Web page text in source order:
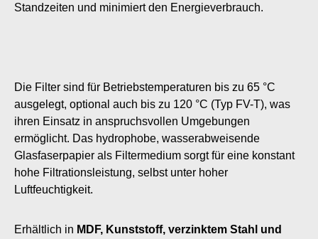
Standzeiten und minimiert den Energieverbrauch.
Die Filter sind für Betriebstemperaturen bis zu 65 °C
ausgelegt, optional auch bis zu 120 °C (Typ FV-T), was
ihren Einsatz in anspruchsvollen Umgebungen
ermöglicht. Das hydrophobe, wasserabweisende
Glasfaserpapier als Filtermedium sorgt für eine konstant
hohe Filtrationsleistung, selbst unter hoher
Luftfeuchtigkeit.
Erhältlich in MDF, Kunststoff, verzinktem Stahl und